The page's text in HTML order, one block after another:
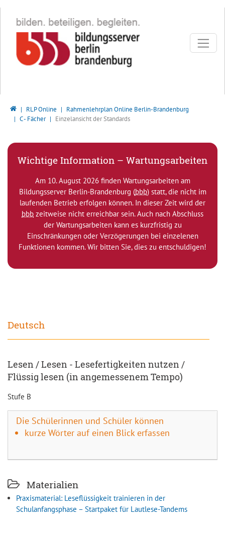
Bildungsserver Berlin - Brandenburg
RLP Online
Rahmenlehrplan Online Berlin-Brandenburg
C - Fächer
Einzelansicht der Standards
Wichtige Information – Wartungsarbeiten
Am 10. August 2026 finden Wartungsarbeiten am
Bildungsserver Berlin-Brandenburg (bbb) statt, die nicht im
laufenden Betrieb erfolgen können. In dieser Zeit wird der
bbb zeitweise nicht erreichbar sein. Auch nach Abschluss
der Wartungsarbeiten kann es kurzfristig zu
Einschränkungen oder Verzögerungen bei einzelenen
Funktionen kommen. Wir bitten Sie, dies zu entschuldigen!
Deutsch
Lesen / Lesen - Lesefertigkeiten nutzen /
Flüssig lesen (in angemessenem Tempo)
Stufe B
Die Schülerinnen und Schüler können
kurze Wörter auf einen Blick erfassen
Materialien
Praxismaterial: Leseflüssigkeit trainieren in der
Schulanfangsphase – Startpaket für Lautlese-Tandems